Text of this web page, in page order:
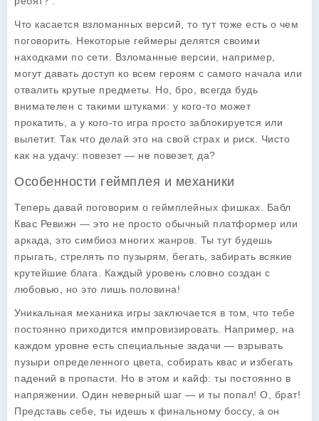
Что касается взломанных версий, то тут тоже есть о чем
поговорить. Некоторые геймеры делятся своими
находками по сети. Взломанные версии, например,
могут давать доступ ко всем героям с самого начала или
отвалить крутые предметы. Но, бро, всегда будь
внимателен с такими штуками: у кого-то может
прокатить, а у кого-то игра просто заблокируется или
вылетит. Так что делай это на свой страх и риск. Чисто
как на удачу: повезет — не повезет, да?
Особенности геймплея и механики
Теперь давай поговорим о геймплейных фишках. Бабл
Квас Ревижн — это не просто обычный платформер или
аркада, это симбиоз многих жанров. Ты тут будешь
прыгать, стрелять по пузырям, бегать, забирать всякие
крутейшие блага. Каждый уровень словно создан с
любовью, но это лишь половина!
Уникальная механика игры заключается в том, что тебе
постоянно приходится импровизировать. Например, на
каждом уровне есть специальные задачи — взрывать
пузыри определенного цвета, собирать квас и избегать
падений в пропасти. Но в этом и кайф: ты постоянно в
напряжении. Один неверный шаг — и ты попал! О, брат!
Представь себе, ты идешь к финальному боссу, а он